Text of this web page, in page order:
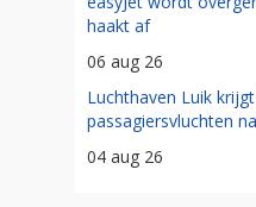
haakt af
06 aug 26
Luchthaven Luik
passagiersvluchten
04 aug 26